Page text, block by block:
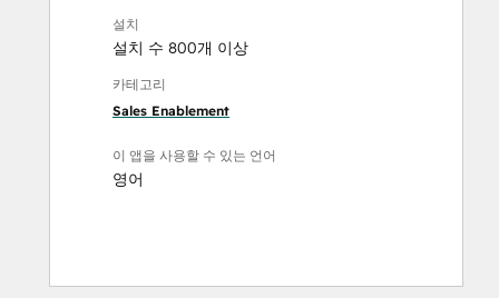
설치
설치 수 800개 이상
카테고리
Sales Enablement
이 앱을 사용할 수 있는 언어
영어